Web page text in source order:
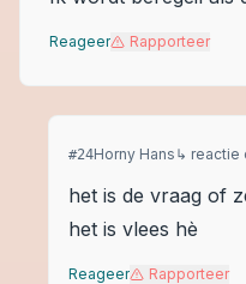
Reageer Rapporteer
#24Horny Hans ↳ reactie
het is de vraag of
het is vlees hè
Reageer Rapporteer